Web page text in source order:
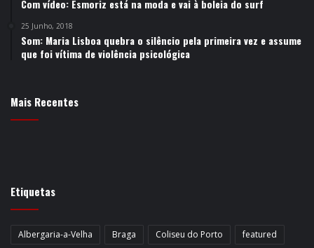
Com vídeo: Esmoriz está na moda e vai à boleia do surf
25 Junho, 2018
Som: Maria Lisboa quebra o silêncio pela primeira vez e assume
que foi vítima de violência psicológica
Mais Recentes
Etiquetas
Albergaria-a-Velha Braga Coliseu do Porto
featured